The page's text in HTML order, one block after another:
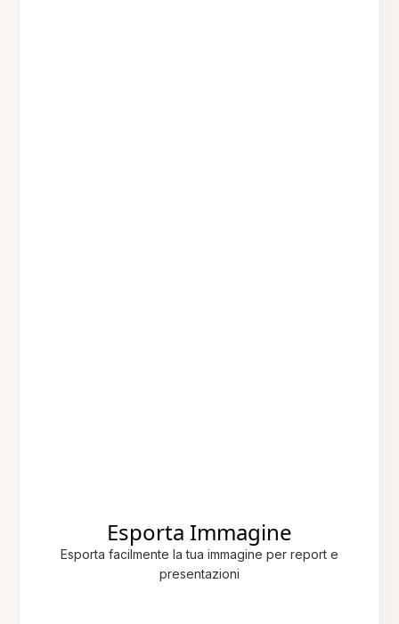
Esporta Immagine
Esporta facilmente la tua immagine per report e
presentazioni